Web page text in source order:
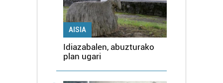
AISIA
Idiazabalen, abuzturako
plan ugari